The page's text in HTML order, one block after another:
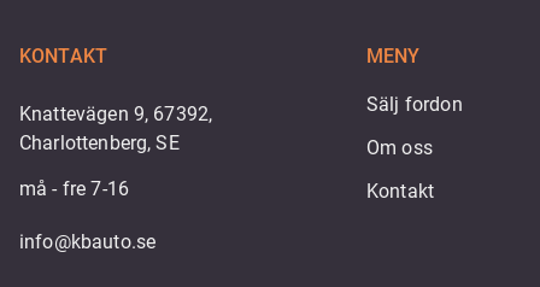
KONTAKT
Knattevägen 9, 67392,
Charlottenberg, SE
må - fre 7-16
info@kbauto.se
MENY
Sälj fordon
Om oss
Kontakt